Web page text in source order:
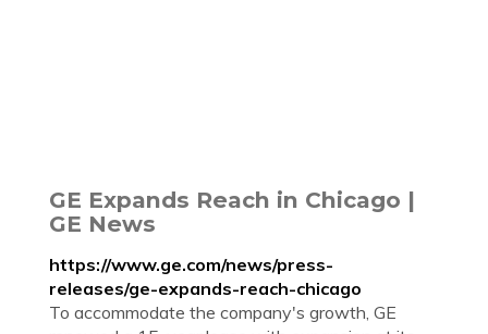
GE Expands Reach in Chicago |
GE News
https://www.ge.com/news/press-
releases/ge-expands-reach-chicago
To accommodate the company's growth, GE